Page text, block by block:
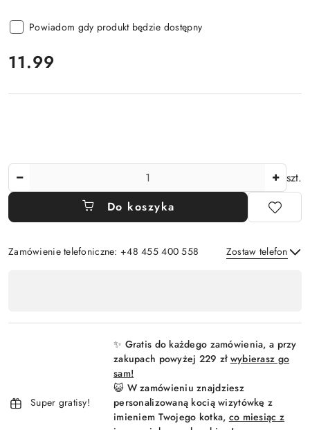
Powiadom gdy produkt będzie dostępny
cena:
11.99
szt.
Do koszyka
Zamówienie telefoniczne: +48 455 400 558 Zostaw telefon
płatność
Super gratisy!
✨ Gratis do każdego zamówienia, a przy
zakupach powyżej 229 zł wybierasz go
sam!
😺 W zamówieniu znajdziesz
personalizowaną kocią wizytówkę z
imieniem Twojego kotka, co miesiąc z